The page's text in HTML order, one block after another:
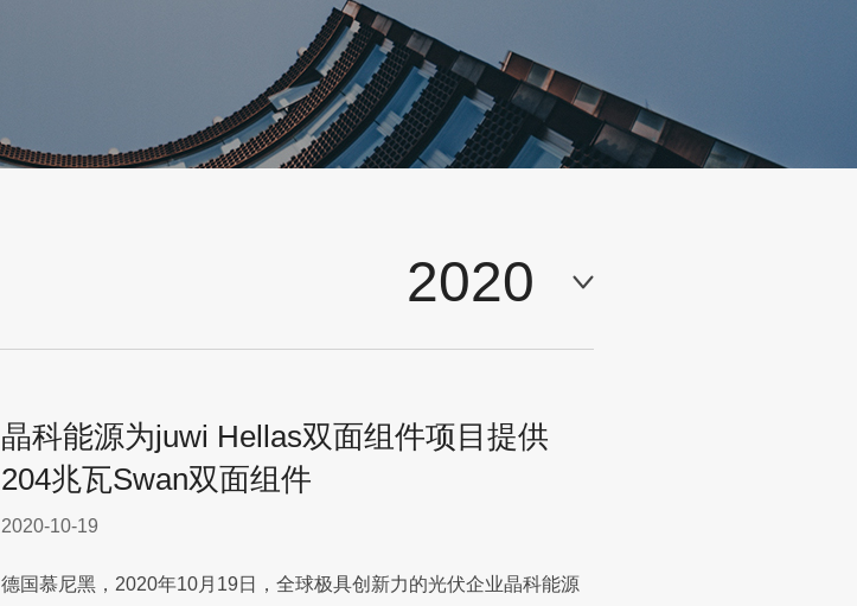
2020
晶科能源为juwi Hellas双面组件项目提供
204兆瓦Swan双面组件
2020-10-19
德国慕尼黑，2020年10月19日，全球极具创新力的光伏企业晶科能源